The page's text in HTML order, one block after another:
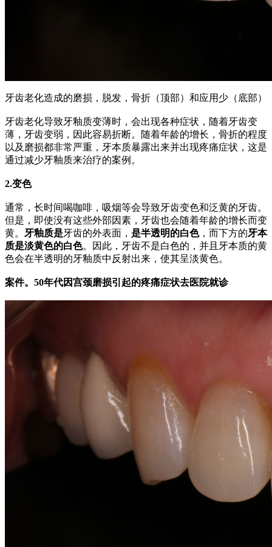
牙齿老化造成的磨损，脱发，骨折（顶部）和应用少（底部）
牙齿老化导致牙釉质变薄时，会出现各种症状，随着牙齿变
薄，牙齿变弱，因此容易折断。
随着年龄的增长，骨折的程度
以及磨损都非常严重，牙本质暴露出来并出现疼痛症状，这是
通过减少牙釉质来治疗的案例。
2.变色
通常，长时间喝咖啡，吸烟等会导致牙齿变色和泛黄的牙齿。
但是，即使没有这些外部因素，牙齿也会随着年龄的增长而变
黄。 牙釉质是牙齿的外表面， 是半透明的白色，而下方的牙本
质是淡黄色的白色。
因此，牙齿不是白色的，并且牙本质的黄
色会在半透明的牙釉质中反射出来，使其呈淡黄色。
案件。 50年代因宫颈磨损引起的疼痛症状去医院就诊